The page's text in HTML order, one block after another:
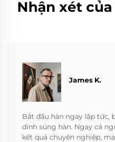
Nhận xét
James K.
Bắt đầu hàn ngay lập tức,
dính súng hàn. Ngay cả
kết quả chuyên nghiệp,